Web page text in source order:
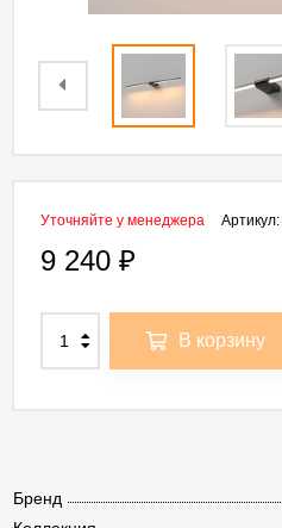
Бренд
Артикул:
Уточняйте у менеджера
9 240 ₽
В корзину